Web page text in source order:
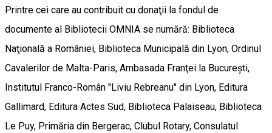
Printre cei care au contribuit cu donaţii la fondul de
documente al Bibliotecii OMNIA se numără: Biblioteca
Naţională a României, Biblioteca Municipală din Lyon, Ordinul
Cavalerilor de Malta-Paris, Ambasada Franţei la Bucureşti,
Institutul Franco-Român "Liviu Rebreanu" din Lyon, Editura
Gallimard, Editura Actes Sud, Biblioteca Palaiseau, Biblioteca
Le Puy, Primăria din Bergerac, Clubul Rotary, Consulatul